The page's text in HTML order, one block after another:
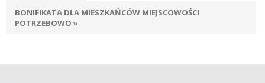
BONIFIKATA DLA MIESZKAŃCÓW MIEJSCOWOŚCI
POTRZEBOWO »